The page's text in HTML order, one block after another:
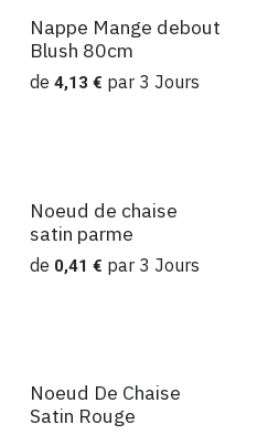
Location
Nappe Mange debout
Blush 80cm
de 4,13 € par 3 Jours
Location
Noeud de chaise
satin parme
de 0,41 € par 3 Jours
Location
Noeud De Chaise
Satin Rouge